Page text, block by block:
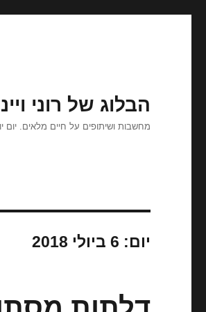
הבלוג של רוני
מחשבות ושיתופים על חיים מלאים. יום
יום: 6 ביולי 2018